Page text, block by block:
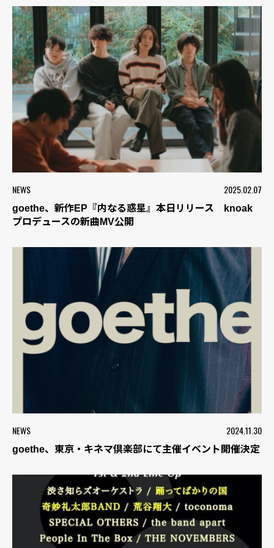
NEWS 2025.02.07
goethe、新作EP『内なる惑星』本日リリース knoak
プロデュースの新曲MV公開
NEWS 2024.11.30
goethe、東京・キネマ倶楽部にて主催イベント開催決定